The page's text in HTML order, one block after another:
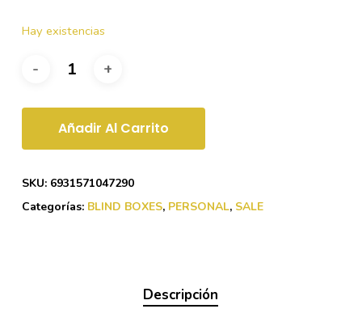
Hay existencias
Añadir Al Carrito
SKU: 6931571047290
Categorías: BLIND BOXES, PERSONAL, SALE
Descripción